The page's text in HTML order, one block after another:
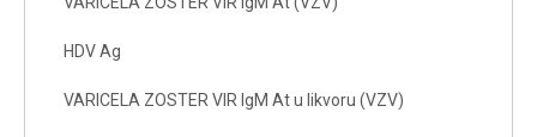
HDV Ag
VARICELA ZOSTER VIR IgM At u likvoru (VZV)